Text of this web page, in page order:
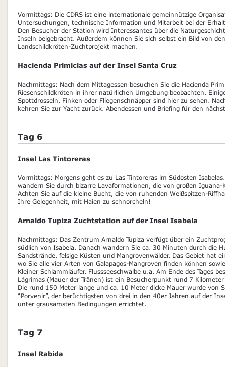
Vormittags: Die CDRS ist eine internationale gemeinnützige
Untersuchungen, technische Information und Mitarbeit bei der
Den Besucher der Station wird Interessantes über die
Inseln beigebracht. Außerdem können Sie sich selbst ein Bild von
Landschildkröten-Zuchtprojekt machen.
Hacienda Primicias auf der Insel Santa Cruz
Nachmittags: Nach dem Mittagessen besuchen Sie die Hacienda
Riesenschildkröten in ihrer natürlichen Umgebung beobachten.
Spottdrosseln, Finken oder Fliegenschnäpper sind hier zu sehen.
kehren Sie zur Yacht zurück. Abendessen und Briefing für den
Tag 6
Insel Las Tintoreras
Vormittags: Morgens geht es zu Las Tintoreras im Südosten
wandern Sie durch bizarre Lavaformationen, die von großen
Achten Sie auf die kleine Bucht, die von ruhenden Weißspitzen-
Ihre Gelegenheit, mit Haien zu schnorcheln!
Arnaldo Tupiza Zuchtstation auf der Insel Isabela
Nachmittags: Das Zentrum Arnaldo Tupiza verfügt über ein
südlich von Isabela. Danach wandern Sie ca. 30 Minuten durch die
Sandstrände, felsige Küsten und Mangrovenwälder. Das Gebiet hat
wo Sie alle vier Arten von Galapagos-Mangroven finden können
Kleiner Schlammläufer, Flussseeschwalbe u.a. Am Ende des Tages
Lágrimas (Mauer der Tränen) ist ein Besucherpunkt rund 7
Die rund 150 Meter lange und ca. 10 Meter dicke Mauer wurde von
“Porvenir”, der berüchtigsten von drei in den 40er Jahren auf der
unter grausamsten Bedingungen errichtet.
Tag 7
Insel Rabida